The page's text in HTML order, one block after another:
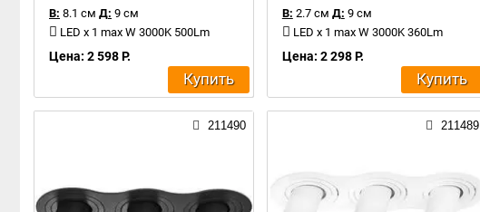
В: 8.1 см Д: 9 см
LED x 1 max W 3000K 500Lm
Цена: 2 598 Р.
Купить
В: 2.7 см Д: 9 см
LED x 1 max W 3000K 360Lm
Цена: 2 298 Р.
Купить
211490 211489